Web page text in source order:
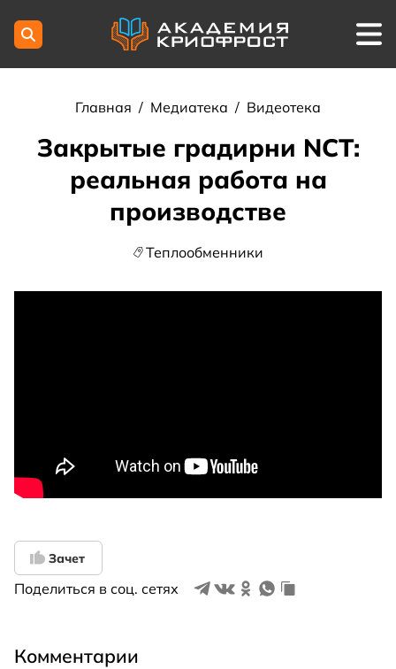
Главная / Медиатека / Видеотека
Закрытые градирни NCT:
реальная работа на
производстве
Теплообменники
Зачет
Поделиться в соц. сетях
Комментарии